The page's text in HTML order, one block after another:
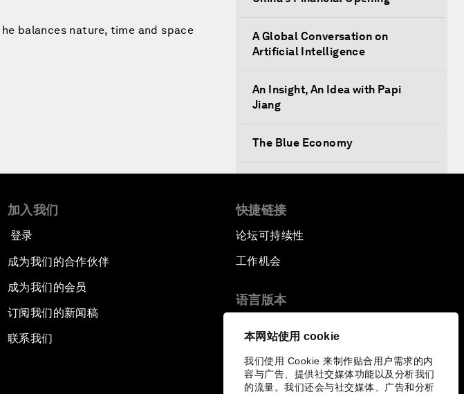
本网站使用 cookie
我们使用 Cookie 来制作贴合用户需求的内
容与广告、提供社交媒体功能以及分析我们
的流量。我们还会与社交媒体、广告和分析
balances nature, time and space
A Global Conversation on
Artificial Intelligence
An Insight, An Idea with Papi
Jiang
The Blue Economy
Navigating a Multiconceptual
Precision Medicine: Progress and
Promise
加入我们
登录
成为我们的合作伙伴
成为我们的会员
订阅我们的新闻稿
联系我们
快捷链接
论坛可持续性
工作机会
语言版本